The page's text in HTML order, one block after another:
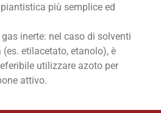
più semplice ed
inerte: nel caso di solventi
etilacetato, etanolo), è
utilizzare azoto per
attivo.